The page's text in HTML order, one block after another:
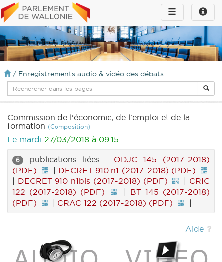
Toggle
infos
Toggle
navigation
/ Enregistrements audio & vidéo des débats
Commission de l'économie, de l'emploi et de la
formation (Composition)
Le mardi 27/03/2018 à 09:15
6 publications liées : ODJC 145 (2017-2018)
(PDF)
| DECRET 910 n1 (2017-2018) (PDF)
| DECRET 910 n1bis (2017-2018) (PDF) | CRIC
122 (2017-2018) (PDF)
| BT 145 (2017-2018)
(PDF)
| CRAC 122 (2017-2018) (PDF) |
Aide